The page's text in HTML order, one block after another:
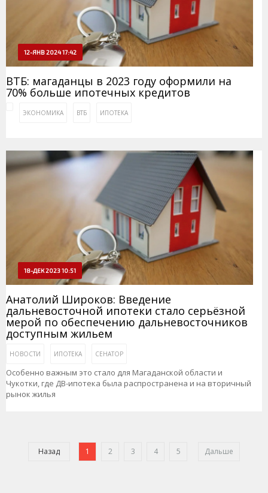
12-ЯНВ 2024 17:42
ВТБ: магаданцы в 2023 году оформили на
70% больше ипотечных кредитов
ЭКОНОМИКА ВТБ ИПОТЕКА
18-ДЕК 2023 10:51
Анатолий Широков: Введение
дальневосточной ипотеки стало серьёзной
мерой по обеспечению дальневосточников
доступным жильем
НОВОСТИ ИПОТЕКА СЕНАТОР
Особенно важным это стало для Магаданской области и
Чукотки, где ДВ-ипотека была распространена и на вторичный
рынок жилья
Назад 1 2 3 4 5 Дальше